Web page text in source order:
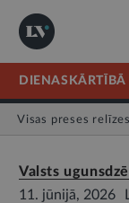
DIENASKĀRTĪBĀ
Visas preses relīzes
Valsts
11. jūnijā, 2026